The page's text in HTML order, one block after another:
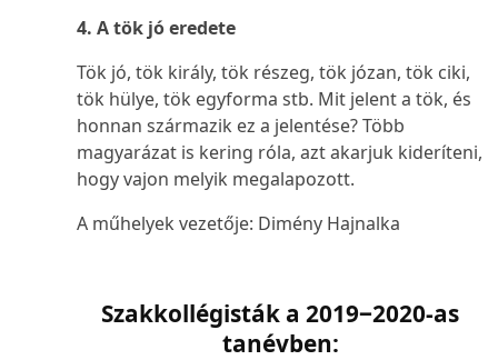
4. Atök jóeredete
Tök jó, tök király, tök részeg, tök józan, tök ciki,
tök hülye, tök egyforma stb. Mit jelent a tök, és
honnan származik ez a jelentése? Több
magyarázat is kering róla, azt akarjuk kideríteni,
hogy vajon melyik megalapozott.
A műhelyek vezetője: Dimény Hajnalka
Szakkollégisták a 2019‒2020-as
tanévben: